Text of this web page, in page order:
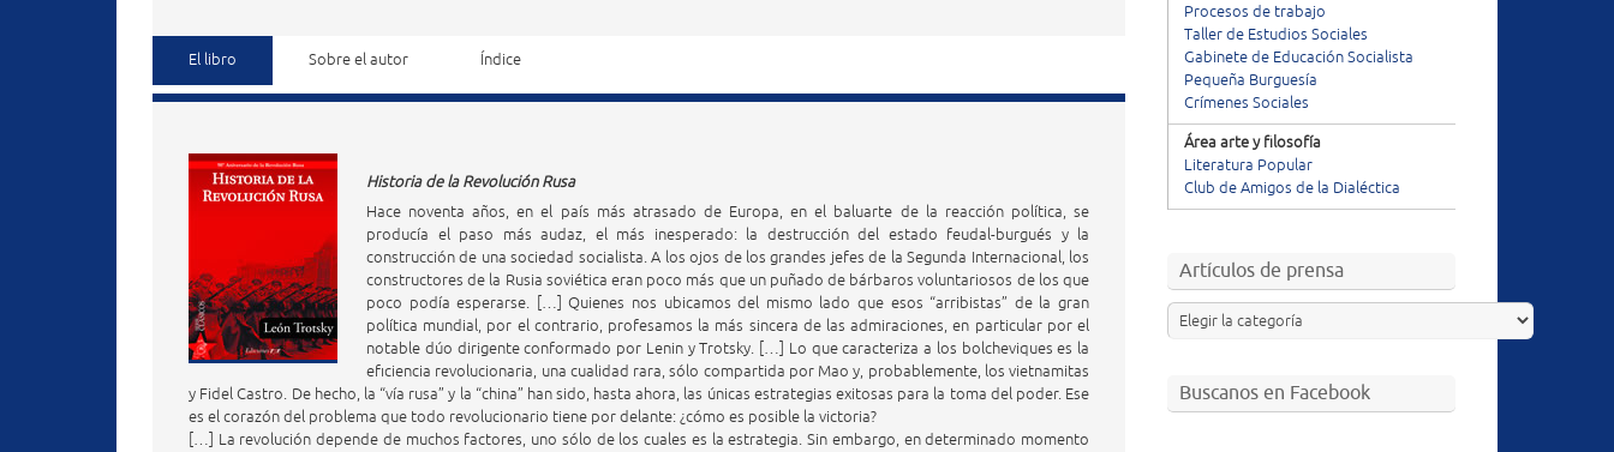
El libro Sobre el autor Índice
Historia de la Revolución Rusa
Hace noventa años, en el país más atrasado de Europa, en el baluarte de la reacción política, se
producía el paso más audaz, el más inesperado: la destrucción del estado feudal-burgués y la
construcción de una sociedad socialista. A los ojos de los grandes jefes de la Segunda Internacional, los
constructores de la Rusia soviética eran poco más que un puñado de bárbaros voluntariosos de los que
poco podía esperarse. […] Quienes nos ubicamos del mismo lado que esos “arribistas” de la gran
política mundial, por el contrario, profesamos la más sincera de las admiraciones, en particular por el
notable dúo dirigente conformado por Lenin y Trotsky. […] Lo que caracteriza a los bolcheviques es la
eficiencia revolucionaria, una cualidad rara, sólo compartida por Mao y, probablemente, los vietnamitas
y Fidel Castro. De hecho, la “vía rusa” y la “china” han sido, hasta ahora, las únicas estrategias exitosas para la toma del poder. Ese
es el corazón del problema que todo revolucionario tiene por delante: ¿cómo es posible la victoria?
[…] La revolución depende de muchos factores, uno sólo de los cuales es la estrategia. Sin embargo, en determinado momento
Procesos de trabajo
Taller de Estudios Sociales
Gabinete de Educación Socialista
Pequeña Burguesía
Crímenes Sociales
Área arte y filosofía
Literatura Popular
Club de Amigos de la Dialéctica
Artículos de prensa
Buscanos en Facebook